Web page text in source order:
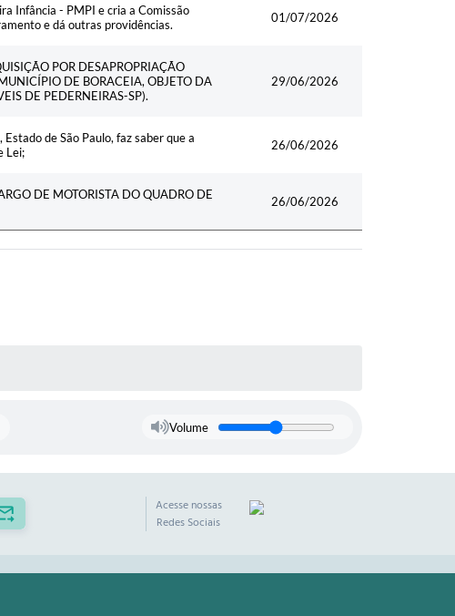
Infância - PMPI e cria a Comissão
e dá outras providências.
01/07/2026
POR DESAPROPRIAÇÃO
DE BORACEIA, OBJETO DA
DE PEDERNEIRAS-SP).
29/06/2026
de São Paulo, faz saber que a
Lei;
26/06/2026
DE MOTORISTA DO QUADRO DE
26/06/2026
Volume
Acesse nossas
Redes Sociais